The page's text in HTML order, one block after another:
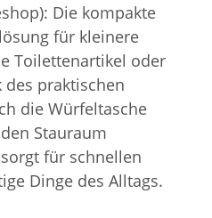
Die kompakte
für kleinere
Toilettenartikel oder
des praktischen
die Würfeltasche
Stauraum
für schnellen
Dinge des Alltags.